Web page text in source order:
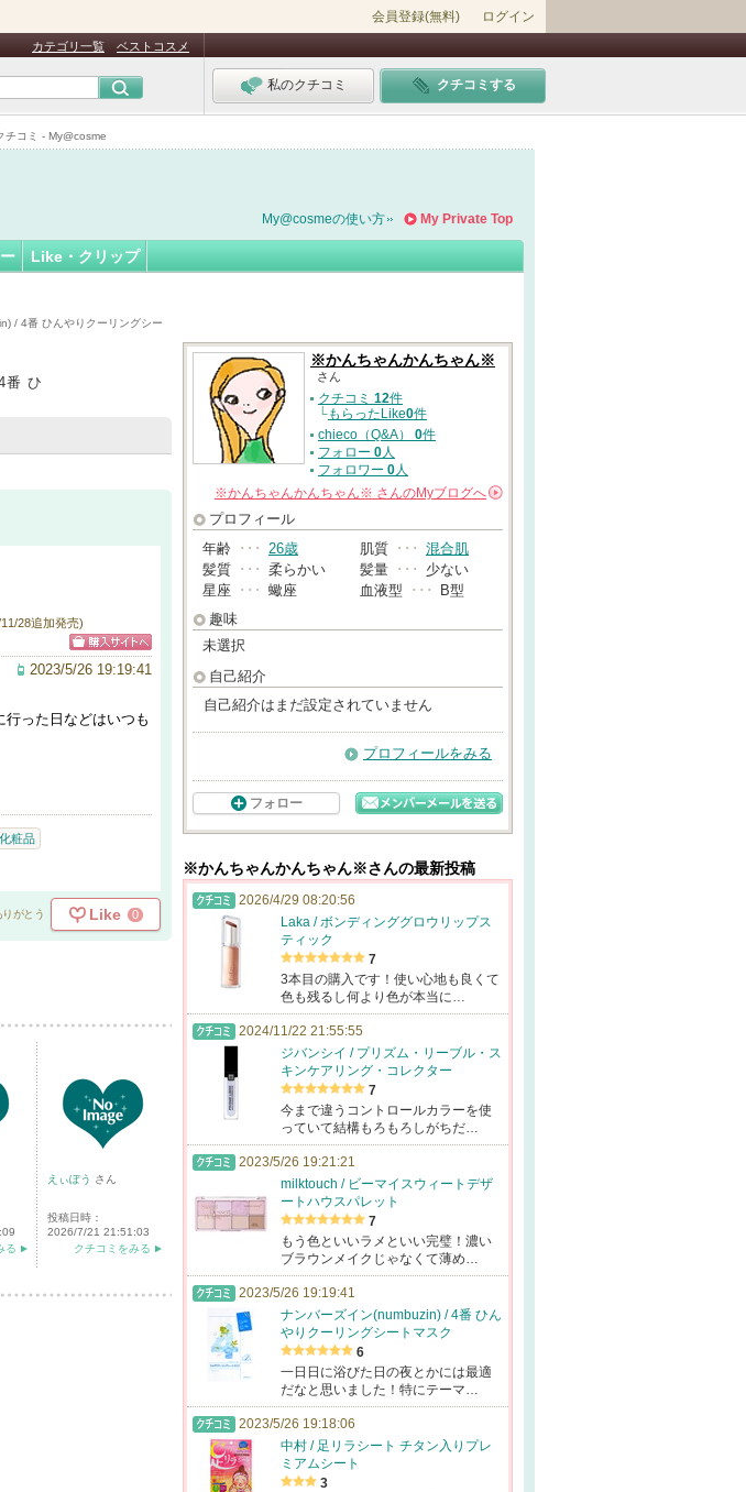
コミ - My@cosme
会員登録(無料) ログイン
カテゴリ一覧 ベストコスメ
私のクチコミ クチコミする
My Private Top
My@cosmeの使い方
Like・クリップ
/ 4番 ひんやりクーリングシー
番 ひ
28追加発売)
2023/5/26 19:19:41
った日などはいつも
粧品
がとう Like 0
る
えぃぽう さん
投稿日時：
2026/7/21 21:51:03
クチコミをみる
※かんちゃんかんちゃん※
さん
クチコミ 12件
└もらったLike0件
chieco（Q&A） 0件
フォロー 0人
フォロワー 0人
※かんちゃんかんちゃん※ さんのMyブログへ
プロフィール
年齢 ･･･ 26歳 肌質 ･･･ 混合肌
髪質 ･･･ 柔らかい 髪量 ･･･
少ない
星座 ･･･ 蠍座 血液型 ･･･
B型
趣味
未選択
自己紹介
自己紹介はまだ設定されていません
プロフィールをみる
フォロー
※かんちゃんかんちゃん※さんの最新投稿
2026/4/29 08:20:56
Laka / ボンディンググロウリップス
ティック
7
3本目の購入です！使い心地も良くて
色も残るし何より色が本当に…
2024/11/22 21:55:55
ジバンシイ / プリズム・リーブル・ス
キンケアリング・コレクター
7
今まで違うコントロールカラーを使
っていて結構もろもろしがちだ…
2023/5/26 19:21:21
milktouch / ビーマイスウィートデザ
ートハウスパレット
7
もう色といいラメといい完璧！濃い
ブラウンメイクじゃなくて薄め…
2023/5/26 19:19:41
ナンバーズイン(numbuzin) / 4番 ひん
やりクーリングシートマスク
6
一日日に浴びた日の夜とかには最適
だなと思いました！特にテーマ…
2023/5/26 19:18:06
中村 / 足リラシート チタン入りプレ
ミアムシート
3